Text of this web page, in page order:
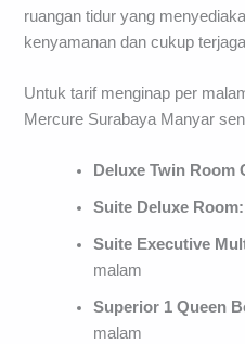
ruangan tidur yang
kenyamanan dan cukup
Untuk tarif menginap per
Mercure Surabaya Manyar
Deluxe Twin Room
Suite Deluxe Room:
Suite Executive
malam
Superior 1 Queen
malam